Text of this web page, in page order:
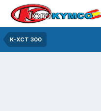
K-XCT 300